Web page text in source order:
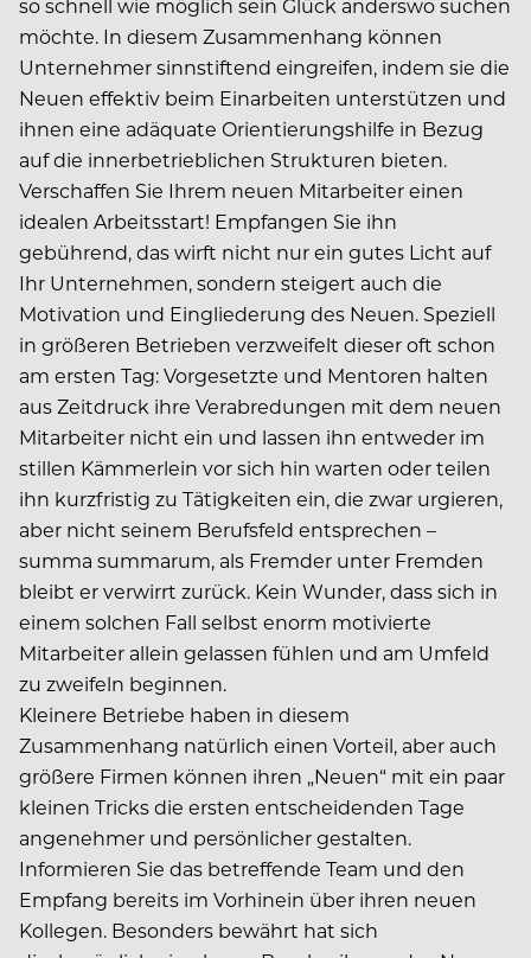
so schnell wie möglich sein Glück anderswo suchen
möchte. In diesem Zusammenhang können
Unternehmer sinnstiftend eingreifen, indem sie die
Neuen effektiv beim Einarbeiten unterstützen und
ihnen eine adäquate Orientierungshilfe in Bezug
auf die innerbetrieblichen Strukturen bieten.
Verschaffen Sie Ihrem neuen Mitarbeiter einen
idealen Arbeitsstart! Empfangen Sie ihn
gebührend, das wirft nicht nur ein gutes Licht auf
Ihr Unternehmen, sondern steigert auch die
Motivation und Eingliederung des Neuen. Speziell
in größeren Betrieben verzweifelt dieser oft schon
am ersten Tag: Vorgesetzte und Mentoren halten
aus Zeitdruck ihre Verabredungen mit dem neuen
Mitarbeiter nicht ein und lassen ihn entweder im
stillen Kämmerlein vor sich hin warten oder teilen
ihn kurzfristig zu Tätigkeiten ein, die zwar urgieren,
aber nicht seinem Berufsfeld entsprechen –
summa summarum, als Fremder unter Fremden
bleibt er verwirrt zurück. Kein Wunder, dass sich in
einem solchen Fall selbst enorm motivierte
Mitarbeiter allein gelassen fühlen und am Umfeld
zu zweifeln beginnen.
Kleinere Betriebe haben in diesem
Zusammenhang natürlich einen Vorteil, aber auch
größere Firmen können ihren „Neuen“ mit ein paar
kleinen Tricks die ersten entscheidenden Tage
angenehmer und persönlicher gestalten.
Informieren Sie das betreffende Team und den
Empfang bereits im Vorhinein über ihren neuen
Kollegen. Besonders bewährt hat sich